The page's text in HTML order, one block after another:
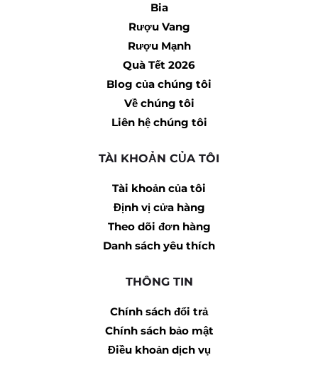
Bia
Rượu Vang
Rượu Mạnh
Quà Tết 2026
Blog của chúng tôi
Về chúng tôi
Liên hệ chúng tôi
TÀI KHOẢN CỦA TÔI
Tài khoản của tôi
Định vị cửa hàng
Theo dõi đơn hàng
Danh sách yêu thích
THÔNG TIN
Chính sách đổi trả
Chính sách bảo mật
Điều khoản dịch vụ